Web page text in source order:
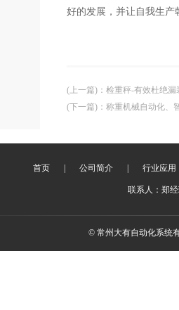
好的发展，并让自我生产
(上一篇) ： 检重秤-有效杜绝
(下一篇) ： 称重机械自动化、
首页 | 公司简介 | 行业应用
联系人：郑
© 常州大有自动化系统